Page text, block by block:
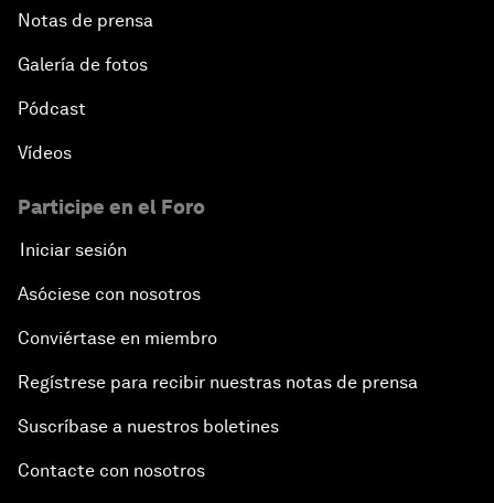
Notas de prensa
Galería de fotos
Pódcast
Vídeos
Participe en el Foro
Iniciar sesión
Asóciese con nosotros
Conviértase en miembro
Regístrese para recibir nuestras notas de prensa
Suscríbase a nuestros boletines
Contacte con nosotros